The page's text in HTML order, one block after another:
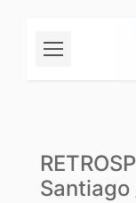
Santiago